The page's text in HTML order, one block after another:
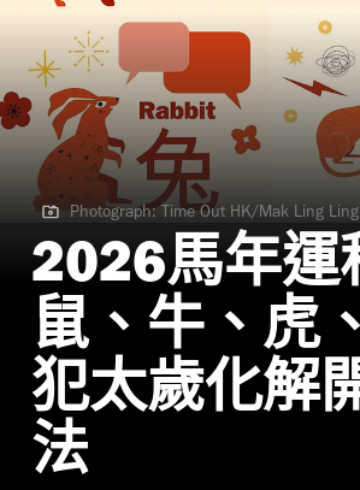
Photograph: Time Out HK/Mak Ling Ling
Photograph: Time Out HK/Mak Ling Ling
2026馬年運
鼠、牛、虎
犯太歲化解
法